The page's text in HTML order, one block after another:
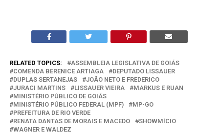
RELATED TOPICS:
ASSEMBLEIA LEGISLATIVA DE GOIÁS
COMENDA BERENICE ARTIAGA
DEPUTADO LISSAUER
DUPLAS SERTANEJAS
JOÃO NETO E FREDERICO
JURACI MARTINS
LISSAUER VIEIRA
MARKUS E RUAN
MINISTÉRIO PÚBLICO DE GOIÁS
MINISTÉRIO PÚBLICO FEDERAL (MPF)
MP-GO
PREFEITURA DE RIO VERDE
RENATA DANTAS DE MORAIS E MACEDO
SHOWMÍCIO
WAGNER E WALDEZ